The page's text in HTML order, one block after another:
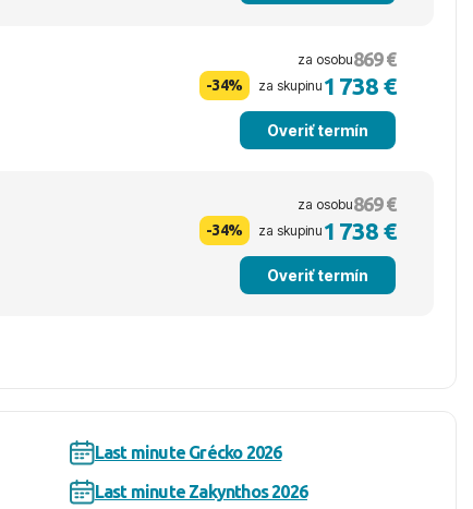
za osobu869 €
-34% za skupinu 1 738 €
Overiť termín
za osobu869 €
-34% za skupinu 1 738 €
Overiť termín
Last minute Grécko 2026
Last minute Zakynthos 2026